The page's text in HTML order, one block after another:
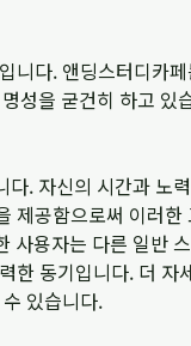
니다. 앤딩스터디카
성을 굳건히 하고 있
. 자신의 시간과 노
제공함으로써 이러한
사용자는 다른 일반
한 동기입니다. 더 자
있습니다.